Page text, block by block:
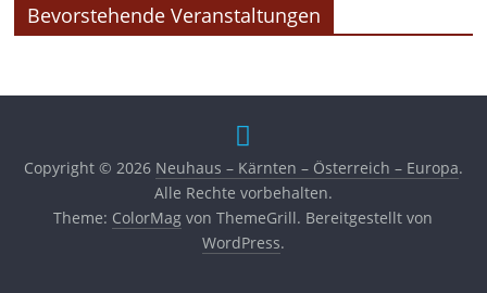
Bevorstehende Veranstaltungen
Copyright © 2026 Neuhaus – Kärnten – Österreich – Europa.
Alle Rechte vorbehalten.
Theme: ColorMag von ThemeGrill. Bereitgestellt von
WordPress.